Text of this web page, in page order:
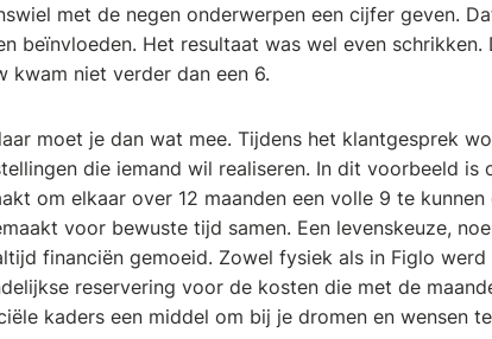
met de negen onderwerpen een cijfer geven.
beïnvloeden. Het resultaat was wel even
kwam niet verder dan een 6.
moet je dan wat mee. Tijdens het klantgesprek
die iemand wil realiseren. In dit voorbeeld is
om elkaar over 12 maanden een volle 9 te
voor bewuste tijd samen. Een levenskeuze,
financiën gemoeid. Zowel fysiek als in Figlo
reservering voor de kosten die met de
kaders een middel om bij je dromen en wensen